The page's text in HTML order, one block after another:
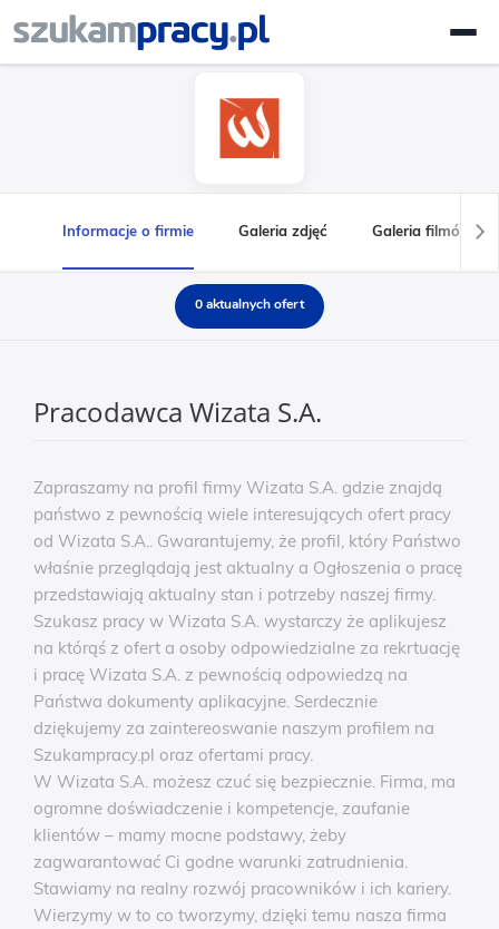
Informacje o firmie Galeria zdjęć Galeria filmów
0 aktualnych ofert
Pracodawca Wizata S.A.
Zapraszamy na profil firmy Wizata S.A. gdzie znajdą
państwo z pewnością wiele interesujących ofert pracy
od Wizata S.A.. Gwarantujemy, że profil, który Państwo
właśnie przeglądają jest aktualny a Ogłoszenia o pracę
przedstawiają aktualny stan i potrzeby naszej firmy.
Szukasz pracy w Wizata S.A. wystarczy że aplikujesz
na którąś z ofert a osoby odpowiedzialne za rekrtuację
i pracę Wizata S.A. z pewnością odpowiedzą na
Państwa dokumenty aplikacyjne. Serdecznie
dziękujemy za zaintereoswanie naszym profilem na
Szukampracy.pl oraz ofertami pracy.
W Wizata S.A. możesz czuć się bezpiecznie. Firma, ma
ogromne doświadczenie i kompetencje, zaufanie
klientów – mamy mocne podstawy, żeby
zagwarantować Ci godne warunki zatrudnienia.
Stawiamy na realny rozwój pracowników i ich kariery.
Wierzymy w to co tworzymy, dzięki temu nasza firma